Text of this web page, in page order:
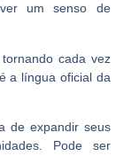
um senso de
cada vez
a língua oficial da
de expandir seus
. Pode ser